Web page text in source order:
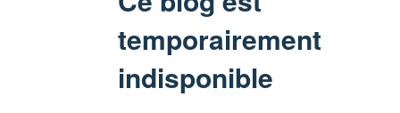
temporairement
indisponible